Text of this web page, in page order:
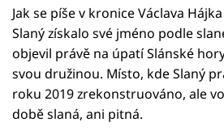
Jak se píše v kronice Václava
Slaný získalo své jméno podle
objevil právě na úpatí Slánské
svou družinou. Místo, kde Slaný
roku 2019 zrekonstruováno, ale
době slaná, ani pitná.